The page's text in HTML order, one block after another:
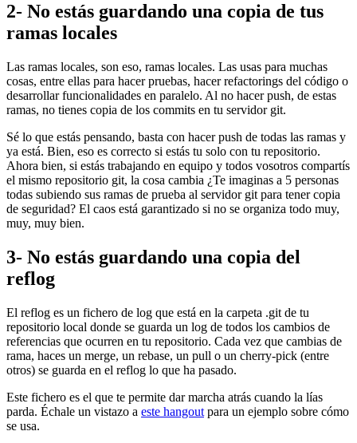
2- No estás guardando una copia de tus
ramas locales
Las ramas locales, son eso, ramas locales. Las usas para muchas
cosas, entre ellas para hacer pruebas, hacer refactorings del código o
desarrollar funcionalidades en paralelo. Al no hacer push, de estas
ramas, no tienes copia de los commits en tu servidor git.
Sé lo que estás pensando, basta con hacer push de todas las ramas y
ya está. Bien, eso es correcto si estás tu solo con tu repositorio.
Ahora bien, si estás trabajando en equipo y todos vosotros compartís
el mismo repositorio git, la cosa cambia ¿Te imaginas a 5 personas
todas subiendo sus ramas de prueba al servidor git para tener copia
de seguridad? El caos está garantizado si no se organiza todo muy,
muy, muy bien.
3- No estás guardando una copia del
reflog
El reflog es un fichero de log que está en la carpeta .git de tu
repositorio local donde se guarda un log de todos los cambios de
referencias que ocurren en tu repositorio. Cada vez que cambias de
rama, haces un merge, un rebase, un pull o un cherry-pick (entre
otros) se guarda en el reflog lo que ha pasado.
Este fichero es el que te permite dar marcha atrás cuando la lías
parda. Échale un vistazo a este hangout para un ejemplo sobre cómo
se usa.